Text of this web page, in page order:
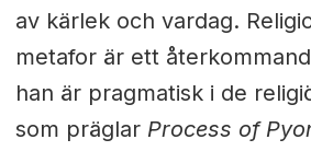
av kärlek och vardag.
metafor är ett
han är pragmatisk i de
som präglar Process of